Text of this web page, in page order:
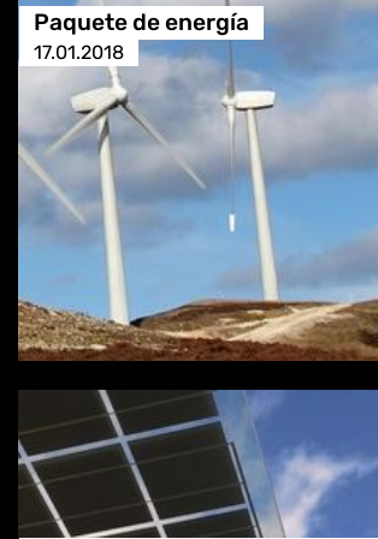
Paquete de energía
17.01.2018